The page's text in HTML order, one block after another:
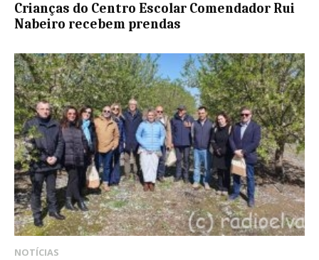
Crianças do Centro Escolar Comendador Rui
Nabeiro recebem prendas
NOTÍCIAS